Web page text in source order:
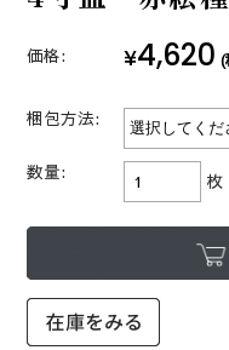
価格: ¥4,620 (
梱包方法:
数量: 枚